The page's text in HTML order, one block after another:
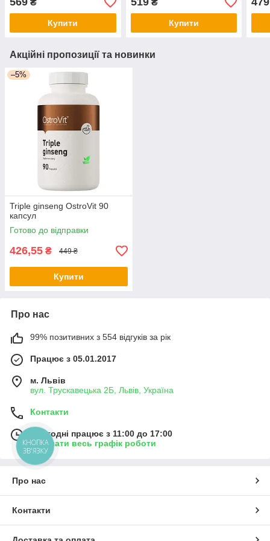
₴
Купити
₴
Купити
Акційні пропозиції та новинки
–5%
Triple ginseng OstroVit 90
капсул
Готово до відправки
426,55 ₴ 449 ₴
Купити
Про нас
99% позитивних з 554 відгуків за рік
Працює з 05.01.2017
м. Львів
вул. Трускавецька 2Б, Львів, Україна
Контакти
Сьогодні працює з 11:00 до 17:00
Показати весь графік роботи
Про нас
Контакти
КНОПКА
ЗВ'ЯЗКУ